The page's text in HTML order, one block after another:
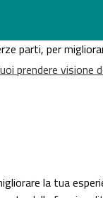
parti, per
prendere visione
la tua